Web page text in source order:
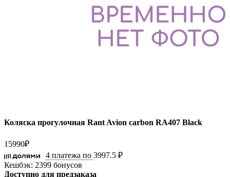
Коляска прогулочная Rant Avion carbon RA407 Black
15990₽
4 платежа по 3997.5 ₽
Кешбэк: 2399 бонусов
Доступно для предзаказа